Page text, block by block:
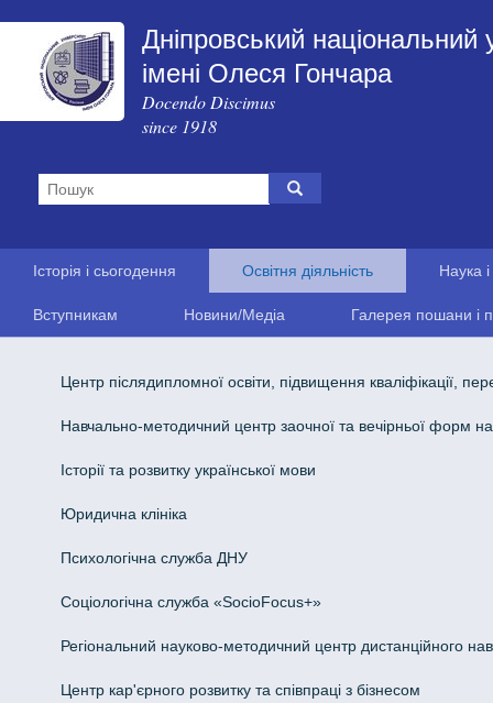
Дніпровський національний
імені Олеся Гончара
Docendo Discimus
since 1918
Історія і сьогодення Освітня діяльність Наука
Вступникам Новини/Медіа Галерея пошани і
Центр післядипломної освіти, підвищення кваліфікації,
Навчально-методичний центр заочної та вечiрньої форм
Історії та розвитку української мови
Юридична клініка
Психологічна служба ДНУ
Соціологічна служба «SocioFocus+»
Регіональний науково-методичний центр дистанційного
Центр кар'єрного розвитку та співпраці з бізнесом